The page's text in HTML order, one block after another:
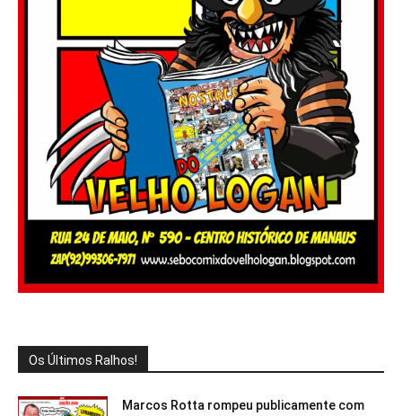
Os Últimos Ralhos!
Marcos Rotta rompeu publicamente com